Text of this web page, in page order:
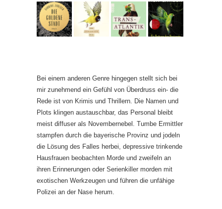
Bei einem anderen Genre hingegen stellt sich bei
mir zunehmend ein Gefühl von Überdruss ein- die
Rede ist von Krimis und Thrillern. Die Namen und
Plots klingen austauschbar, das Personal bleibt
meist diffuser als Novembernebel. Tumbe Ermittler
stampfen durch die bayerische Provinz und jodeln
die Lösung des Falles herbei, depressive trinkende
Hausfrauen beobachten Morde und zweifeln an
ihren Erinnerungen oder Serienkiller morden mit
exotischen Werkzeugen und führen die unfähige
Polizei an der Nase herum.